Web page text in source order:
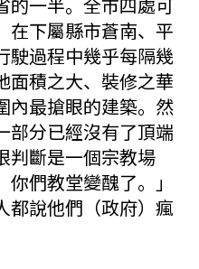
在下屬縣市蒼南、平
駛過程中幾乎每隔幾
面積之大、裝修之華
內最搶眼的建築。然
部分已經沒有了頂端
判斷是一個宗教場
們教堂變醜了。」
都說他們（政府）瘋